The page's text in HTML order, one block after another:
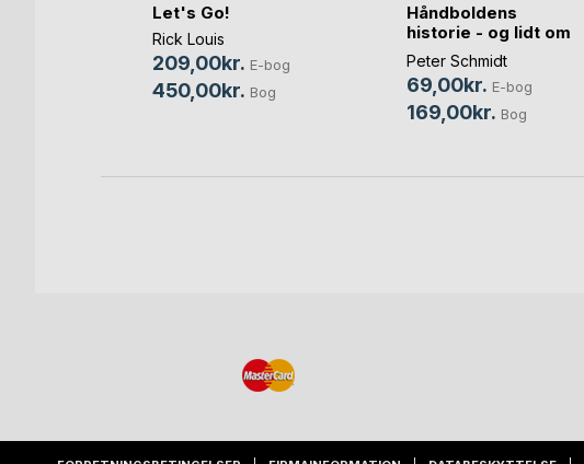
Let's Go!
Rick Louis
209,00kr. E-bog
450,00kr. Bog
Håndboldens
historie - og lidt om
(...)
Peter Schmidt
69,00kr. E-bog
169,00kr. Bog